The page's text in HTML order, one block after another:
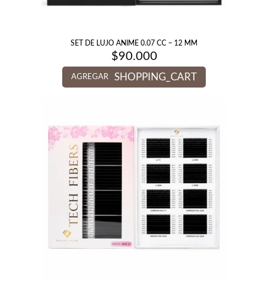
SET DE LUJO ANIME 0.07 CC – 12 MM
$90.000
AGREGAR SHOPPING_CART